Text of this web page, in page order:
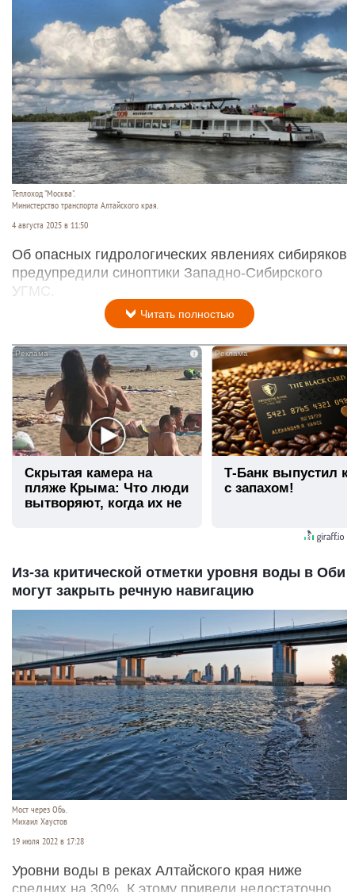
Теплоход "Москва".
Министерство транспорта Алтайского края.
4 августа 2025 в 11:50
Об опасных гидрологических явлениях сибиряков
предупредили синоптики Западно-Сибирского
УГМС.
Читать полностью
i
Скрытая камера на
пляже Крыма: Что люди
вытворяют, когда их не
Т-Банк выпустил
с запахом!
Из-за критической отметки уровня воды в Оби
могут закрыть речную навигацию
Мост через Обь.
Михаил Хаустов
19 июля 2022 в 17:28
Уровни воды в реках Алтайского края ниже
средних на 30%. К этому привели недостаточно